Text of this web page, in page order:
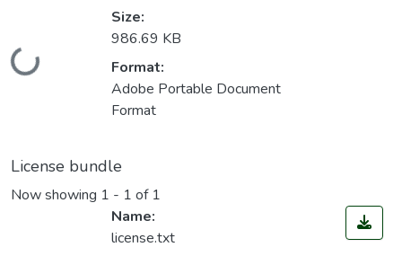
Loading...
Size:
986.69 KB
Format:
Adobe Portable Document
Format
License bundle
Now showing 1 - 1 of 1
Name:
license.txt